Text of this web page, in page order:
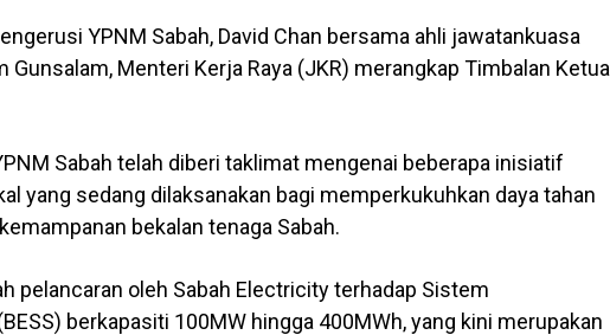
YPNM Sabah, David Chan bersama ahli jawatankuasa
Gunsalam, Menteri Kerja Raya (JKR) merangkap Timbalan Ketua
Sabah telah diberi taklimat mengenai beberapa inisiatif
yang sedang dilaksanakan bagi memperkukuhkan daya tahan
bekalan tenaga Sabah.
pelancaran oleh Sabah Electricity terhadap Sistem
berkapasiti 100MW hingga 400MWh, yang kini merupakan